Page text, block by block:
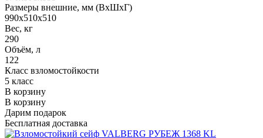
Размеры внешние, мм (ВхШхГ)
990x510x510
Вес, кг
290
Объём, л
122
Класс взломостойкости
5 класс
В корзину
В корзину
Дарим подарок
Бесплатная доставка